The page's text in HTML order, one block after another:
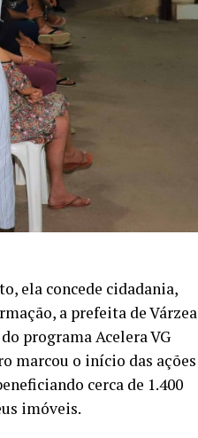
ela concede cidadania,
a prefeita de Várzea
programa Acelera VG
marcou o início das ações
cerca de 1.400
imóveis.